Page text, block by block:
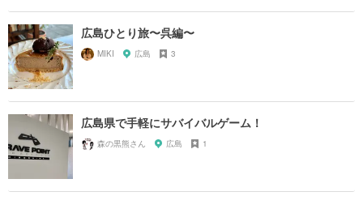
広島ひとり旅〜呉編〜
MIKI 広島 3
広島県で手軽にサバイバルゲーム！
森の黒熊さん 広島 1